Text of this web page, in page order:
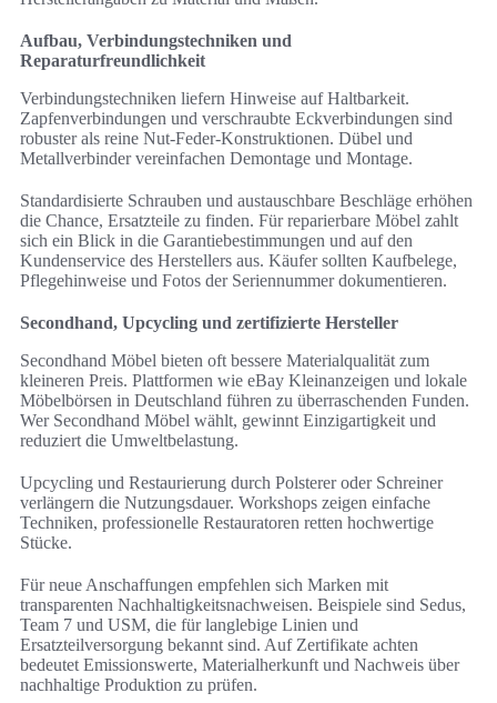
Aufbau, Verbindungstechniken und
Reparaturfreundlichkeit
Verbindungstechniken liefern Hinweise auf Haltbarkeit.
Zapfenverbindungen und verschraubte Eckverbindungen sind
robuster als reine Nut-Feder-Konstruktionen. Dübel und
Metallverbinder vereinfachen Demontage und Montage.
Standardisierte Schrauben und austauschbare Beschläge erhöhen
die Chance, Ersatzteile zu finden. Für reparierbare Möbel zahlt
sich ein Blick in die Garantiebestimmungen und auf den
Kundenservice des Herstellers aus. Käufer sollten Kaufbelege,
Pflegehinweise und Fotos der Seriennummer dokumentieren.
Secondhand, Upcycling und zertifizierte Hersteller
Secondhand Möbel bieten oft bessere Materialqualität zum
kleineren Preis. Plattformen wie eBay Kleinanzeigen und lokale
Möbelbörsen in Deutschland führen zu überraschenden Funden.
Wer Secondhand Möbel wählt, gewinnt Einzigartigkeit und
reduziert die Umweltbelastung.
Upcycling und Restaurierung durch Polsterer oder Schreiner
verlängern die Nutzungsdauer. Workshops zeigen einfache
Techniken, professionelle Restauratoren retten hochwertige
Stücke.
Für neue Anschaffungen empfehlen sich Marken mit
transparenten Nachhaltigkeitsnachweisen. Beispiele sind Sedus,
Team 7 und USM, die für langlebige Linien und
Ersatzteilversorgung bekannt sind. Auf Zertifikate achten
bedeutet Emissionswerte, Materialherkunft und Nachweis über
nachhaltige Produktion zu prüfen.